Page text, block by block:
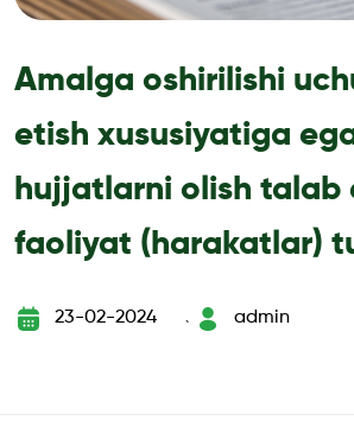
Amalga oshirilishi
etish xususiyatiga
hujjatlarni olish talab
faoliyat (harakatlar)
23-02-2024
`
admin